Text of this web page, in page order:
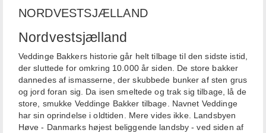
NORDVESTSJÆLLAND
Nordvestsjælland
Veddinge Bakkers historie går helt tilbage til den sidste istid,
der sluttede for omkring 10.000 år siden. De store bakker
dannedes af ismasserne, der skubbede bunker af sten grus
og jord foran sig. Da isen smeltede og trak sig tilbage, lå de
store, smukke Veddinge Bakker tilbage. Navnet Veddinge
har sin oprindelse i oldtiden. Mere vides ikke. Landsbyen
Høve - Danmarks højest beliggende landsby - ved siden af